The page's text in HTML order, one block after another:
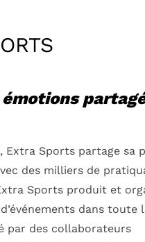
content
Extra Sports partage sa
des milliers de
Sports produit et
dans toute
par des collaborateurs